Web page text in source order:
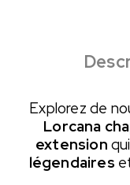
Explorez de
Lorcana
extension
légendaires